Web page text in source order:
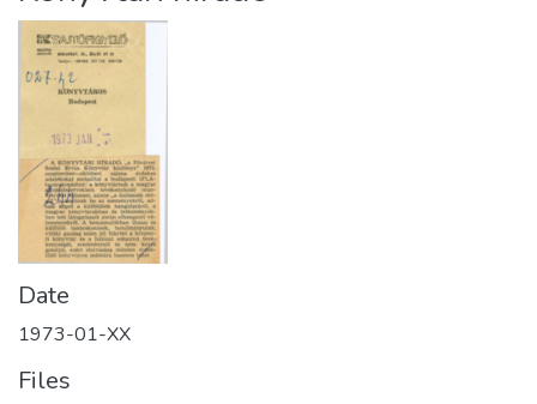
About us
Date
1973-01-XX
Files